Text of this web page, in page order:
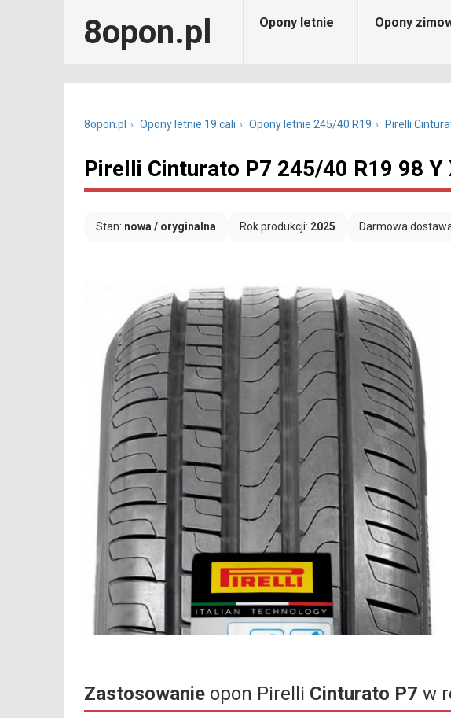
8opon.pl Opony letnie Opony
8opon.pl Opony letnie 19 cali Opony letnie 245/40 R19 Pirelli
Pirelli Cinturato P7 245/40 R19 98 Y
Stan: nowa / oryginalna Rok produkcji: 2025 Darmowa
Zastosowanie opon Pirelli Cinturato P7 w